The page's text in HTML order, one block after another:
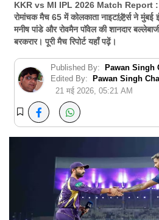
KKR vs MI IPL 2026 Match Report :
रोमांचक मैच 65 में कोलकाता नाइट绕र्स ने मुंबई
मनीष पांडे और रोवमैन पॉवेल की शानदार
बरकरार। पूरी मैच रिपोर्ट यहाँ पढ़ें।
Published By:
Pawan Singh
Edited By:
Pawan Singh
21 मई 2026, 05:21 AM